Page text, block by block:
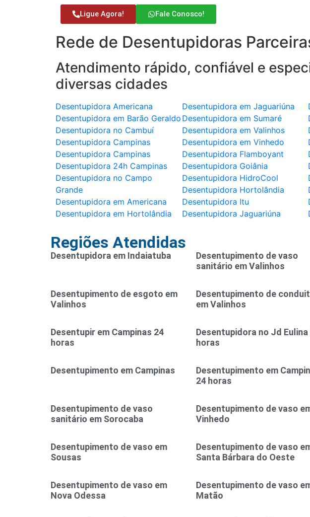
Ligue Agora! Fale Conosco!
Rede de Desentupidoras
Atendimento rápido, confiável e
diversas cidades
Desentupidora Americana
Desentupidora em Barão Geraldo
Desentupidora no Cambuí
Desentupidora Campinas
Desentupidora Campinas
Desentupidora 24h Campinas
Desentupidora no Campo
Grande
Desentupidora em Americana
Desentupidora em Hortolândia
Desentupidora em Jaguariúna
Desentupidora em Sumaré
Desentupidora em Valinhos
Desentupidora em Vinhedo
Desentupidora Flamboyant
Desentupidora Goiânia
Desentupidora HidroCool
Desentupidora Hortolândia
Desentupidora Itu
Desentupidora Jaguariúna
Regiões Atendidas
Desentupidora em Indaiatuba
Desentupimento de vaso
sanitário em Valinhos
Desentupimento de esgoto em
Valinhos
Desentupimento de
em Valinhos
Desentupir em Campinas 24
horas
Desentupidora no Jd Eulina
horas
Desentupimento em Campinas
Desentupimento em
24 horas
Desentupimento de vaso
sanitário em Sorocaba
Desentupimento de vaso
Vinhedo
Desentupimento de vaso em
Sousas
Desentupimento de vaso
Santa Bárbara do Oeste
Desentupimento de vaso em
Nova Odessa
Desentupimento de vaso
Matão